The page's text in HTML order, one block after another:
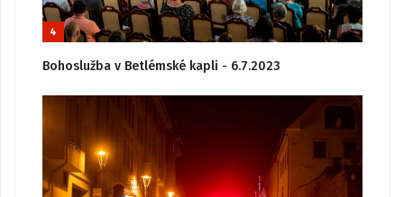
4
Bohoslužba v Betlémské kapli - 6.7.2023